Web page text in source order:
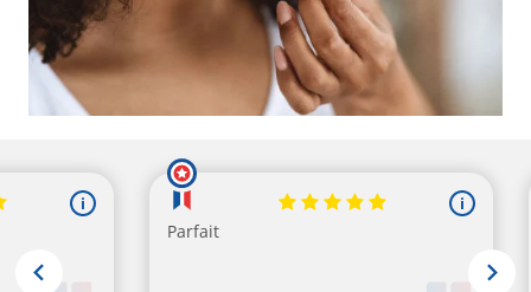
2 avis